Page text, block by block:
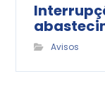
Avisos